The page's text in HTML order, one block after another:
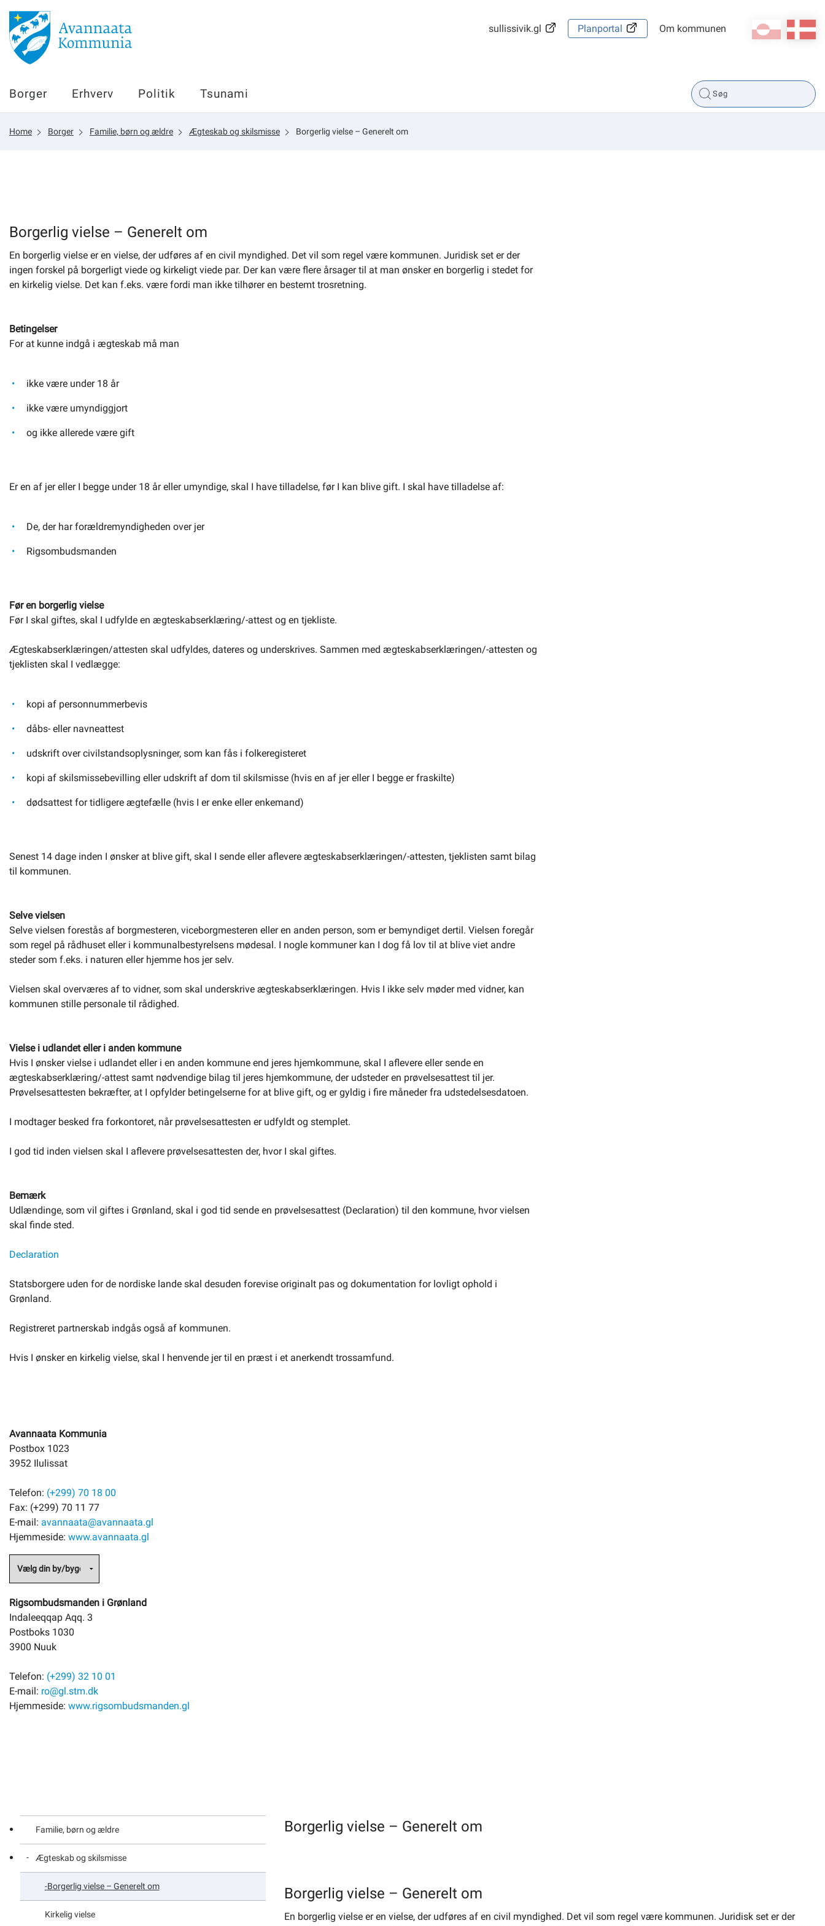
Borger
Erhverv
Politik
sullissivik.gl
Planportal
Om kommunen
kl-GL
sullissivik.gl Planportal Om kommunen
Borger Erhverv Politik Tsunami
Home Borger Familie, børn og ældre Ægteskab og skilsmisse Borgerlig vielse – Generelt om
Borgerlig vielse – Generelt om
En borgerlig vielse er en vielse, der udføres af en civil myndighed. Det vil som regel være kommunen. Juridisk set er der
ingen forskel på borgerligt viede og kirkeligt viede par. Der kan være flere årsager til at man ønsker en borgerlig i stedet for
en kirkelig vielse. Det kan f.eks. være fordi man ikke tilhører en bestemt trosretning.
Betingelser
For at kunne indgå i ægteskab må man
ikke være under 18 år
ikke være umyndiggjort
og ikke allerede være gift
Er en af jer eller I begge under 18 år eller umyndige, skal I have tilladelse, før I kan blive gift. I skal have tilladelse af:
De, der har forældremyndigheden over jer
Rigsombudsmanden
Før en borgerlig vielse
Før I skal giftes, skal I udfylde en ægteskabserklæring/-attest og en tjekliste.
Ægteskabserklæringen/attesten skal udfyldes, dateres og underskrives. Sammen med ægteskabserklæringen/-attesten og
tjeklisten skal I vedlægge:
kopi af personnummerbevis
dåbs- eller navneattest
udskrift over civilstandsoplysninger, som kan fås i folkeregisteret
kopi af skilsmissebevilling eller udskrift af dom til skilsmisse (hvis en af jer eller I begge er fraskilte)
dødsattest for tidligere ægtefælle (hvis I er enke eller enkemand)
Senest 14 dage inden I ønsker at blive gift, skal I sende eller aflevere ægteskabserklæringen/-attesten, tjeklisten samt bilag
til kommunen.
Selve vielsen
Selve vielsen forestås af borgmesteren, viceborgmesteren eller en anden person, som er bemyndiget dertil. Vielsen foregår
som regel på rådhuset eller i kommunalbestyrelsens mødesal. I nogle kommuner kan I dog få lov til at blive viet andre
steder som f.eks. i naturen eller hjemme hos jer selv.
Vielsen skal overværes af to vidner, som skal underskrive ægteskabserklæringen. Hvis I ikke selv møder med vidner, kan
kommunen stille personale til rådighed.
Vielse i udlandet eller i anden kommune
Hvis I ønsker vielse i udlandet eller i en anden kommune end jeres hjemkommune, skal I aflevere eller sende en
ægteskabserklæring/-attest samt nødvendige bilag til jeres hjemkommune, der udsteder en prøvelsesattest til jer.
Prøvelsesattesten bekræfter, at I opfylder betingelserne for at blive gift, og er gyldig i fire måneder fra udstedelsesdatoen.
I modtager besked fra forkontoret, når prøvelsesattesten er udfyldt og stemplet.
I god tid inden vielsen skal I aflevere prøvelsesattesten der, hvor I skal giftes.
Bemærk
Udlændinge, som vil giftes i Grønland, skal i god tid sende en prøvelsesattest (Declaration) til den kommune, hvor vielsen
skal finde sted.
Declaration
Statsborgere uden for de nordiske lande skal desuden forevise originalt pas og dokumentation for lovligt ophold i
Grønland.
Registreret partnerskab indgås også af kommunen.
Hvis I ønsker en kirkelig vielse, skal I henvende jer til en præst i et anerkendt trossamfund.
Avannaata Kommunia
Postbox 1023
3952 Ilulissat
Telefon: (+299) 70 18 00
Fax: (+299) 70 11 77
E-mail: avannaata@avannaata.gl
Hjemmeside: www.avannaata.gl
Rigsombudsmanden i Grønland
Indaleeqqap Aqq. 3
Postboks 1030
3900 Nuuk
Telefon: (+299) 32 10 01
E-mail: ro@gl.stm.dk
Hjemmeside: www.rigsombudsmanden.gl
Familie, børn og ældre
Ægteskab og skilsmisse
Borgerlig vielse – Generelt om
Kirkelig vielse
Borgerlig vielse – Generelt om
Borgerlig vielse – Generelt om
En borgerlig vielse er en vielse, der udføres af en civil myndighed. Det vil som regel være kommunen. Juridisk set er der